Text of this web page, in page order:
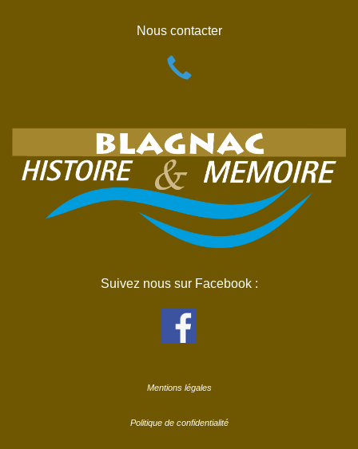
Nous contacter
Suivez nous sur Facebook :
Mentions légales
Politique de confidentialité